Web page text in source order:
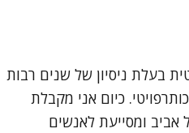
בעלת ניסיון של שנים רבות
כיום אני מקבלת
אביב ומסייעת לאנשים